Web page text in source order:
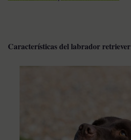
Características del labrador retriever